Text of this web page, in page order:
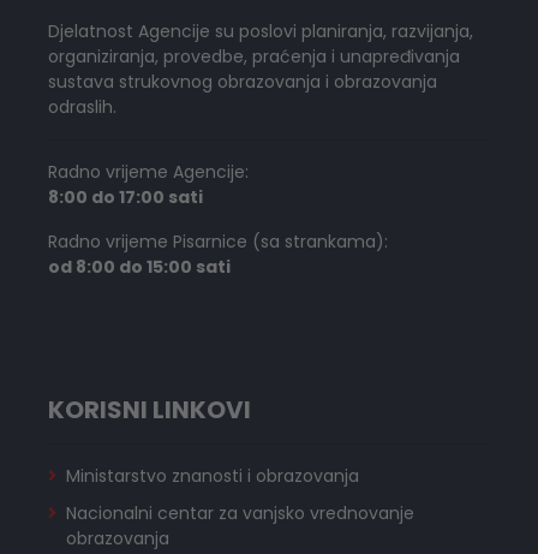
Djelatnost Agencije su poslovi planiranja, razvijanja,
organiziranja, provedbe, praćenja i unapređivanja
sustava strukovnog obrazovanja i obrazovanja
odraslih.
Radno vrijeme Agencije:
8:00 do 17:00 sati
Radno vrijeme Pisarnice (sa strankama):
od 8:00 do 15:00 sati
KORISNI LINKOVI
Ministarstvo znanosti i obrazovanja
Nacionalni centar za vanjsko vrednovanje
obrazovanja